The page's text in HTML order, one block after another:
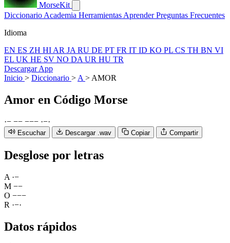
MorseKit
Diccionario Academia Herramientas AprenderPreguntas Frecuentes
Idioma
EN ES ZH HI AR JA RU DE PT FR IT ID KO PL CS TH BN VI
EL UK HE SV NO DA UR HU TR
Descargar App
Inicio > Diccionario > A > AMOR
Amor en Código Morse
·− −− −−− ·−·
Escuchar Descargar .wav Copiar Compartir
Desglose por letras
A ·−
M −−
O −−−
R ·−·
Datos rápidos